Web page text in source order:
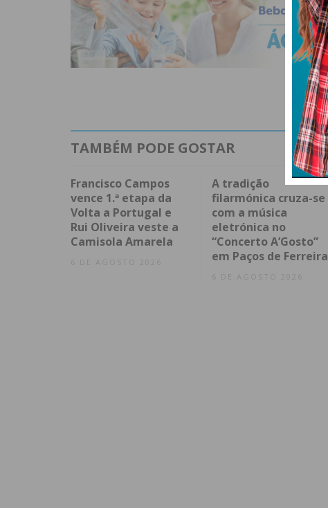
TAMBÉM PODE GOSTAR
Francisco Campos
vence 1.ª etapa da
Volta a Portugal e
Rui Oliveira veste a
Camisola Amarela
6 DE AGOSTO 2026
A tradição
filarmónica cruza-se
com a música
eletrónica no
“Concerto A’Gosto”
em Paços de Ferreira
6 DE AGOSTO 2026